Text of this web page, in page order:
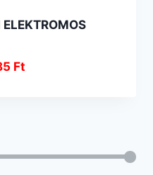
ELEKTROMOS
Ft